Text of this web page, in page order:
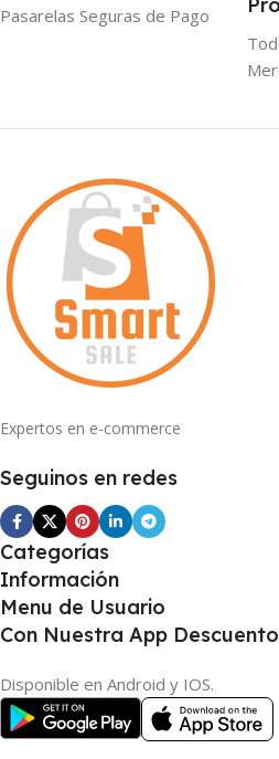
Pasarelas Seguras de Pago
Expertos en e-commerce
Seguinos en redes
Categorías
Información
Menu de Usuario
Con Nuestra App
Disponible en Android y IOS.